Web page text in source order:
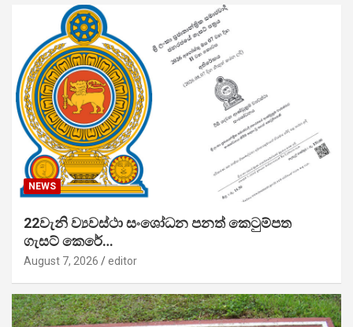
NEWS
22වැනි ව්‍යවස්ථා සංශෝධන පනත් කෙටුම්පත
ගැසට් කෙරේ…
August 7, 2026 editor